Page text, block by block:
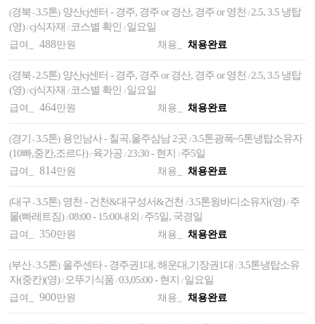
(경북-3.5톤) 양산cj센터 - 경주, 경주 or 경산, 경주 or 영천/ 2.5, 3.5 냉탑
(영)/cj식자재/ 코스별 확인/ 일요일
급여_488만원 채용_ 채용완료
(경북-2.5톤) 양산cj센터 - 경주, 경주 or 경산, 경주 or 영천/ 2.5, 3.5 냉탑
(영)/cj식자재/ 코스별 확인/ 일요일
급여_464만원 채용_ 채용완료
(경기 -3.5톤) 용인남사 - 칠곡,울주삼남 2곳/3.5톤광폭~5톤냉탑소유자
(10빠,중칸,조르다)/ 육가공/ 23:30 - 현지/ 주5일
급여_814만원 채용_ 채용완료
(대구-3.5톤) 영천 - 건천&대구성서&건천/3.5톤윙바디소유자(영)/ 주
물(빠레트짐)/08:00 - 15:00내외/ 주5일, 국경일
급여_ 350만원 채용_ 채용완료
(부산-3.5톤) 울주센타 - 경주권1대, 해운대,기장권1대/3.5톤냉탑소유
자(중칸)(영)/ 오뚜기식품/03,05:00 - 현지/ 일요일
급여_900만원 채용_ 채용완료